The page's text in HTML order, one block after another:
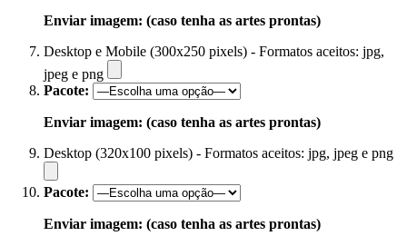
Enviar imagem: (caso tenha as artes prontas)
Desktop e Mobile (300x250 pixels) - Formatos aceitos: jpg,
jpeg e png
Pacote:
Enviar imagem: (caso tenha as artes prontas)
Desktop (320x100 pixels) - Formatos aceitos: jpg, jpeg e png
Pacote:
Enviar imagem: (caso tenha as artes prontas)